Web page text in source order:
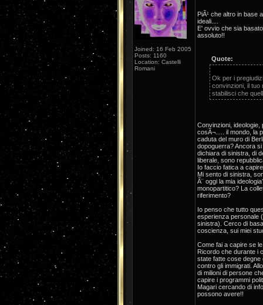
Joined: 16 Feb 2005
Posts: 1160
Location: Castelli
Romani
PiÃ¹ che altro in base
ideali....
E' ovvio che sia
assoluto!!
Quote:
Ok per i
convinzioni, il tuo
stabilisci che
Convinzioni, ideologie,
cosÃ¬..... il mondo, la
caduta del muro di
dopoguerra? Ancora
dichiara di sinistra, di
liberale, sono
Io faccio fatica a
Mi sento di sinistra,
Ã¨ oggi la mia
monopartitico? La
riferimento?
Io penso che tutto
esperienza personale
sinistra). Cerco di
coscienza, sui miei
Come fai a capire se
Ricordo che durante i
state fatte cose degne
contro gli immigrati.
di milioni di persone
capire i programmi
Magari cercando di
possono avere!!